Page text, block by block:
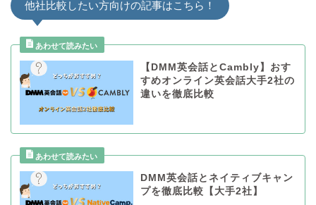
他社比較したい方向けの記事はこちら！
【DMM英会話とCambly】おす
すめオンライン英会話大手2社の
違いを徹底比較
DMM英会話とネイティブキャン
プを徹底比較【大手2社】